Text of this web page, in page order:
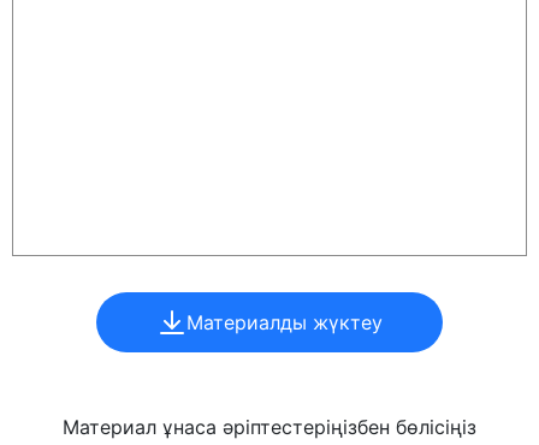
Материалды жүктеу
Материал ұнаса әріптестеріңізбен бөлісіңіз